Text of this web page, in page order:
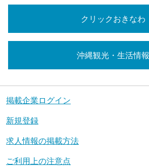
クリックおきなわ
沖縄観光・生活情報
掲載企業ログイン
新規登録
求人情報の掲載方法
ご利用上の注意点